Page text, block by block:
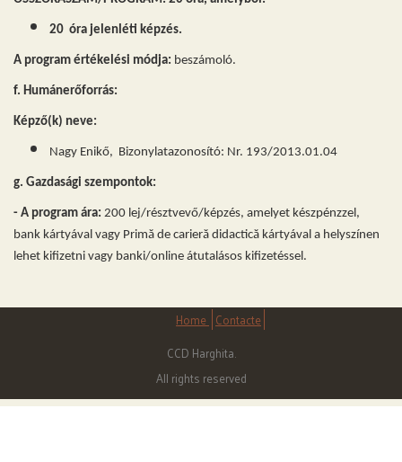
20 óra jelenléti képzés.
A program értékelési módja: beszámoló.
f. Humánerőforrás:
Képző(k) neve:
Nagy Enikő, Bizonylatazonosító: Nr. 193/2013.01.04
g. Gazdasági szempontok:
- A program ára: 200 lej/résztvevő/képzés, amelyet készpénzzel,
bank kártyával vagy Primă de carieră didactică kártyával a helyszínen
lehet kifizetni vagy banki/online átutalásos kifizetéssel.
Home Contacte
CCD Harghita.
All rights reserved